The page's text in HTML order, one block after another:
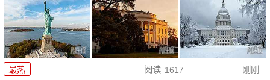
最热 阅读 1617 刚刚